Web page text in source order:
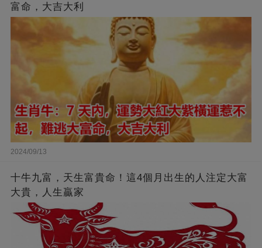
富命，大吉大利
2024/09/13
十牛九富，天生富貴命！這4個月出生的人注定大富
大貴，人生贏家